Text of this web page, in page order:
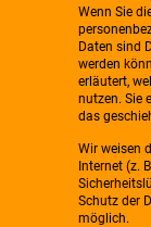
Wenn Sie
Daten sind
werden
erläutert,
nutzen. Sie
das
Wir weisen
Internet (z.
Schutz der
möglich.